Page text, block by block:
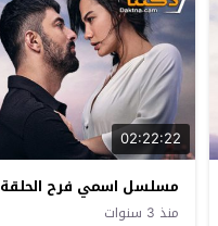
02:22:22
مسلسل اسمي فرح الحلقة 6 مترجم للعربية
منذ 3 سنوات